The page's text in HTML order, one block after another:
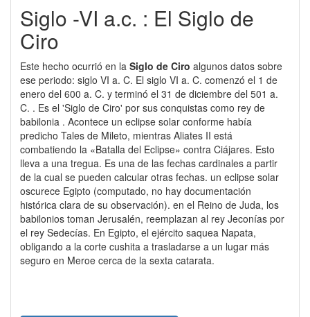
Siglo -VI a.c. : El Siglo de
Ciro
Este hecho ocurrió en la Siglo de Ciro algunos datos sobre
ese periodo: siglo VI a. C. El siglo VI a. C. comenzó el 1 de
enero del 600 a. C. y terminó el 31 de diciembre del 501 a.
C. . Es el 'Siglo de Ciro' por sus conquistas como rey de
babilonia . Acontece un eclipse solar conforme había
predicho Tales de Mileto, mientras Aliates II está
combatiendo la «Batalla del Eclipse» contra Ciájares. Esto
lleva a una tregua. Es una de las fechas cardinales a partir
de la cual se pueden calcular otras fechas. un eclipse solar
oscurece Egipto (computado, no hay documentación
histórica clara de su observación). en el Reino de Juda, los
babilonios toman Jerusalén, reemplazan al rey Jeconías por
el rey Sedecías. En Egipto, el ejército saquea Napata,
obligando a la corte cushita a trasladarse a un lugar más
seguro en Meroe cerca de la sexta catarata.